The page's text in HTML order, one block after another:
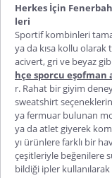
Herkes İçin
leri
Sportif kombinleri
ya da kısa kollu olarak
acivert, gri ve beyaz
hçe sporcu eşofman
r. Rahat bir giyim
sweatshirt
ya fermuar bulunan
ya da atlet giyerek
yı ürünlere farklı bir
çeşitleriyle beğenilere
bildiği ipler